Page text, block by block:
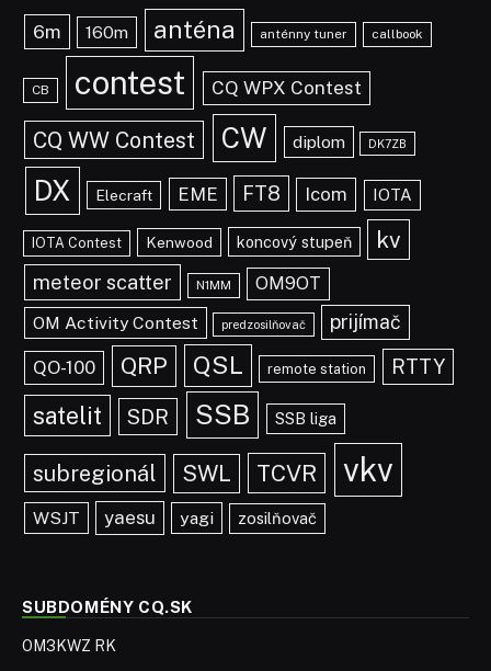
6m 160m anténa anténny tuner callbook
CB contest CQ WPX Contest
CQ WW Contest CW diplom DK7ZB
DX Elecraft EME FT8 Icom IOTA
IOTA Contest Kenwood koncový stupeň kv
meteor scatter N1MM
OM9OT
OM Activity Contest
predzosilňovač prijímač
QO-100 QRP QSL remote station RTTY
satelit SDR SSB SSB liga
subregionál SWL TCVR vkv
WSJT yaesu yagi zosilňovač
SUBDOMÉNY CQ.SK
OM3KWZ RK